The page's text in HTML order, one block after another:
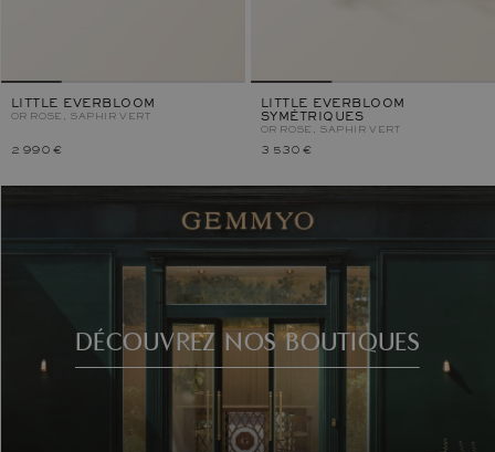
LITTLE EVERBLOOM
OR ROSE, SAPHIR VERT
2 990 €
LITTLE EVERBLOOM
SYMÉTRIQUES
OR ROSE, SAPHIR VERT
3 530 €
DÉCOUVREZ NOS BOUTIQUES